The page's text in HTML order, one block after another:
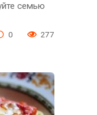
семью
0 277